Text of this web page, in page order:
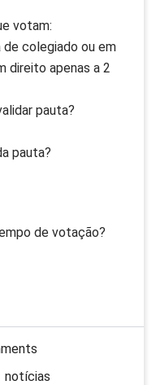
votam:
colegiado ou em
direito apenas a 2
pauta?
pauta?
de votação?
notícias